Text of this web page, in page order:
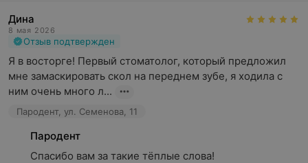
Дина
8 мая 2026
Отзыв подтвержден
Я в восторге! Первый стоматолог, который предложил
мне замаскировать скол на переднем зубе, я ходила с
ним очень много л...
Пародент, ул. Семенова, 11
Пародент
Спасибо вам за такие тёплые слова!